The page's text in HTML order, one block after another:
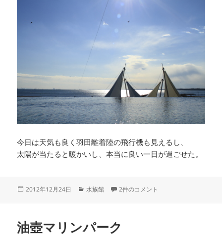
今日は天気も良く羽田離着陸の飛行機も見えるし、
太陽が当たると暖かいし、本当に良い一日が過ごせた。
投
2012年12月24日
カ
ー
水族館 葛西臨海水族園 への
2件のコメント
油壺マリンパーク